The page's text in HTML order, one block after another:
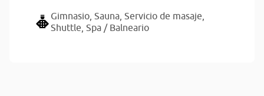
Gimnasio, Sauna, Servicio de masaje,
Shuttle, Spa / Balneario